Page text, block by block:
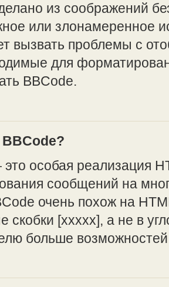
из соображений
или злонамеренное
вызвать проблемы с
для
BBCode.
BBCode?
особая реализация
сообщений на
очень похож на
скобки [xxxxx], а не в
больше